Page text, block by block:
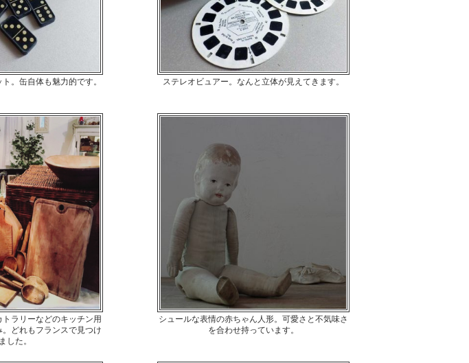
。缶自体も魅力的です。 ステレオビュアー。なんと立体が見えてきます。
ラリーなどのキッチン用
どれもフランスで見つけ
した。
シュールな表情の赤ちゃん人形。可愛さと不気味さ
を合わせ持っています。